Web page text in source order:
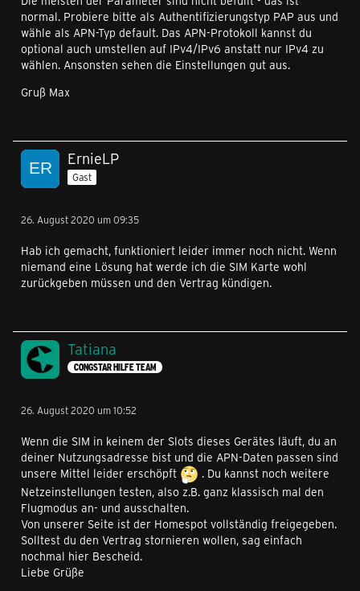
normal. Probiere bitte als Authentifizierungstyp PAP aus und
wähle als APN-Typ default. Das APN-Protokoll kannst du
optional auch umstellen auf IPv4/IPv6 anstatt nur IPv4 zu
wählen. Ansonsten sehen die Einstellungen gut aus.
Gruß Max
ErnieLP
Gast
26. August 2020 um 09:35
Hab ich gemacht, funktioniert leider immer noch nicht. Wenn
niemand eine Lösung hat werde ich die SIM Karte wohl
zurückgeben müssen und den Vertrag kündigen.
Tatiana
CONGSTAR HILFE TEAM
26. August 2020 um 10:52
Wenn die SIM in keinem der Slots dieses Gerätes läuft, du an
deiner Nutzungsadresse bist und die APN-Daten passen sind
unsere Mittel leider erschöpft
. Du kannst noch weitere
Netzeinstellungen testen, also z.B. ganz klassisch mal den
Flugmodus an- und ausschalten.
Von unserer Seite ist der Homespot vollständig freigegeben.
Solltest du den Vertrag stornieren wollen, sag einfach
nochmal hier Bescheid.
Liebe Grüße